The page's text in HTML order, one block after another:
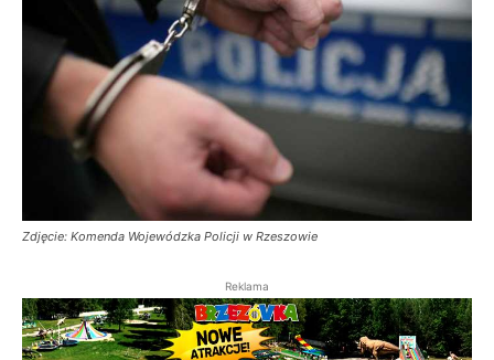
Zdjęcie: Komenda Wojewódzka Policji w Rzeszowie
Reklama